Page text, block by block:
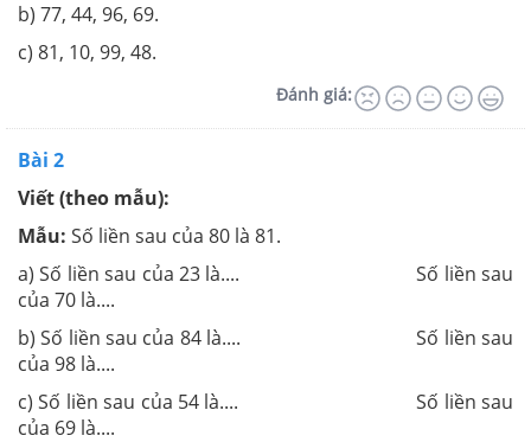
b) 77, 44, 96, 69.
c) 81, 10, 99, 48.
Đánh giá:
Bài 2
Viết (theo mẫu):
Mẫu: Số liền sau của 80 là 81.
a) Số liền sau của 23 là.... Số liền sau
của 70 là....
b) Số liền sau của 84 là.... Số liền sau
của 98 là....
c) Số liền sau của 54 là.... Số liền sau
của 69 là....